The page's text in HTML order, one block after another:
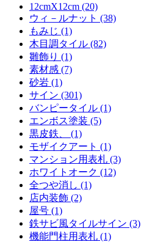
12cmX12cm (20)
ウィ－ルナット (38)
もみじ (1)
木目調タイル (82)
雛飾り (1)
素材感 (7)
砂岩 (1)
サイン (301)
バンピータイル (1)
エンボス塗装 (5)
黒皮鉄、 (1)
モザイクアート (1)
マンション用表札 (3)
ホワイトオーク (12)
全つや消し (1)
店内装飾 (2)
屋号 (1)
鉄サビ風タイルサイン (3)
機能門柱用表札 (1)